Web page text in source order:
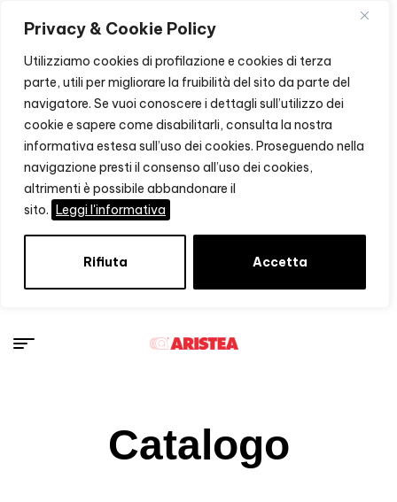
Privacy & Cookie Policy
Utilizziamo cookies di profilazione e cookies di terza
parte, utili per migliorare la fruibilità del sito da parte del
navigatore. Se vuoi conoscere i dettagli sull’utilizzo dei
cookie e sapere come disabilitarli, consulta la nostra
informativa estesa sull’uso dei cookies. Proseguendo nella
navigazione presti il consenso all’uso dei cookies,
altrimenti è possibile abbandonare il
sito. Leggi l'informativa
Rifiuta Accetta
Catalogo